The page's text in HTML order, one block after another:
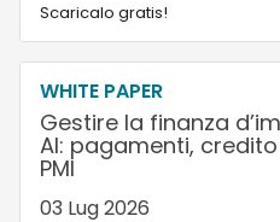
Scaricalo gratis!
WHITE PAPER
Gestire la finanza
AI: pagamenti,
PMI
03 Lug 2026